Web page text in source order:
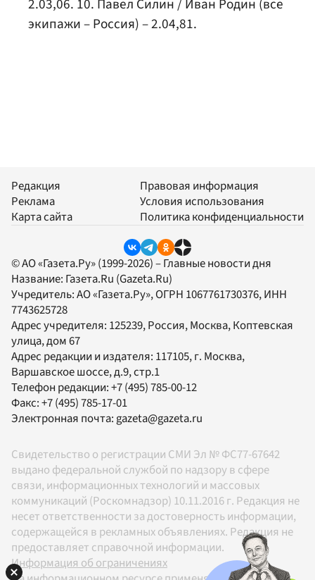
2.03,06. 10. Павел Силин / Иван Родин (все
экипажи – Россия) – 2.04,81.
Редакция
Реклама
Карта сайта
Правовая информация
Условия использования
Политика конфиденциальности
© АО «Газета.Ру» (1999-2026) – Главные новости дня
Название: Газета.Ru (Gazeta.Ru)
Учредитель:АО «Газета.Ру», ОГРН 1067761730376, ИНН
7743625728
Адрес учредителя: 125239, Россия, Москва, Коптевская
улица, дом 67
Адрес редакции и издателя: 117105, г. Москва,
Варшавское шоссе, д.9, стр.1
Телефон редакции:+7 (495) 785-00-12
Факс:+7 (495) 785-17-01
Электронная почта:gazeta@gazeta.ru
Свидетельство о регистрации СМИ Эл № ФС77-67642
выдано федеральной службой по надзору в сфере
связи, информационных технологий и массовых
коммуникаций (Роскомнадзор) 10.11.2016 г. Редакция не
несет ответственности за достоверность информации,
содержащейся в рекламных объявлениях. Редакция не
предоставляет справочной информации.
Информация об ограничениях